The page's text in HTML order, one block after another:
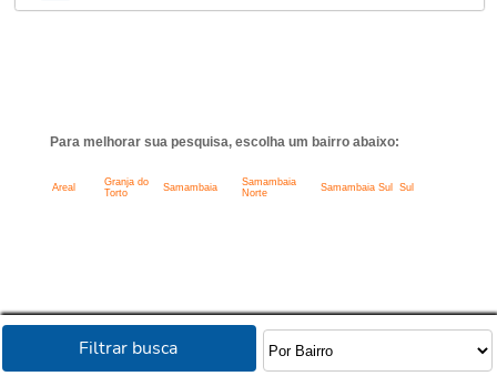
Filtrar busca
Para melhorar sua pesquisa, escolha um bairro abaixo:
Areal
Granja do
Torto
Samambaia
Samambaia
Norte
Samambaia Sul Sul